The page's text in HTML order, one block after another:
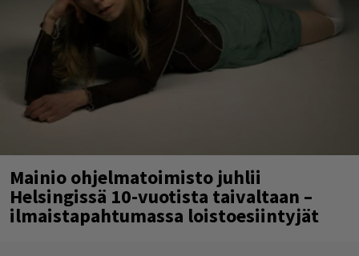
Mainio ohjelmatoimisto juhlii
Helsingissä 10-vuotista taivaltaan –
ilmaistapahtumassa loistoesiintyjät